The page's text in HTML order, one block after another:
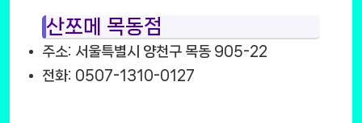
산쪼메 목동점
주소: 서울특별시 양천구 목동 905-22
전화: 0507-1310-0127